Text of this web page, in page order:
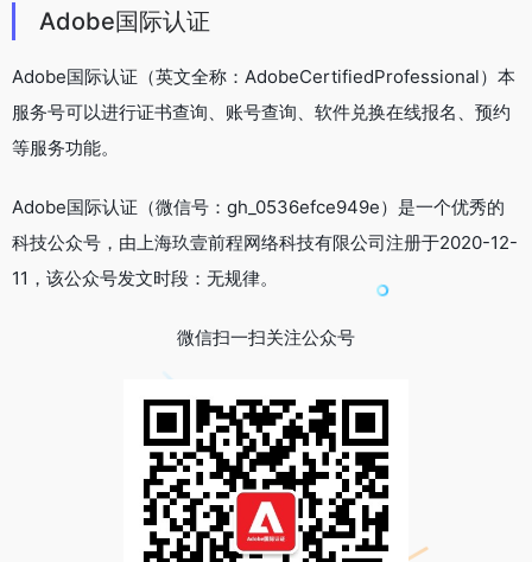
Adobe国际认证
Adobe国际认证（英文全称：AdobeCertifiedProfessional）本
服务号可以进行证书查询、账号查询、软件兑换在线报名、预约
等服务功能。
Adobe国际认证（微信号：gh_0536efce949e）是一个优秀的
科技公众号，由上海玖壹前程网络科技有限公司注册于2020-12-
11，该公众号发文时段：无规律。
微信扫一扫关注公众号